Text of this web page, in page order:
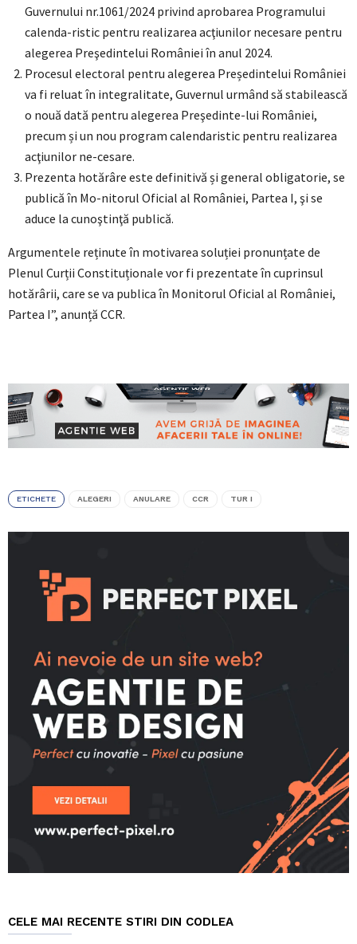
Guvernului nr.1061/2024 privind aprobarea Programului
calenda-ristic pentru realizarea acţiunilor necesare pentru
alegerea Preşedintelui României în anul 2024.
Procesul electoral pentru alegerea Președintelui României
va fi reluat în integralitate, Guvernul urmând să stabilească
o nouă dată pentru alegerea Preşedinte-lui României,
precum și un nou program calendaristic pentru realizarea
acţiunilor ne-cesare.
Prezenta hotărâre este definitivă și general obligatorie, se
publică în Mo-nitorul Oficial al României, Partea I, şi se
aduce la cunoştinţă publică.
Argumentele reținute în motivarea soluției pronunțate de
Plenul Curții Constituționale vor fi prezentate în cuprinsul
hotărârii, care se va publica în Monitorul Oficial al României,
Partea I”, anunță CCR.
ETICHETE ALEGERI ANULARE CCR TUR I
CELE MAI RECENTE STIRI DIN CODLEA